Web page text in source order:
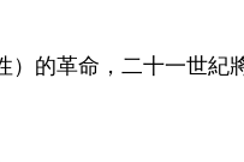
）的革命，二十一世